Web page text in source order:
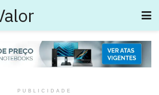
PUBLICIDADE